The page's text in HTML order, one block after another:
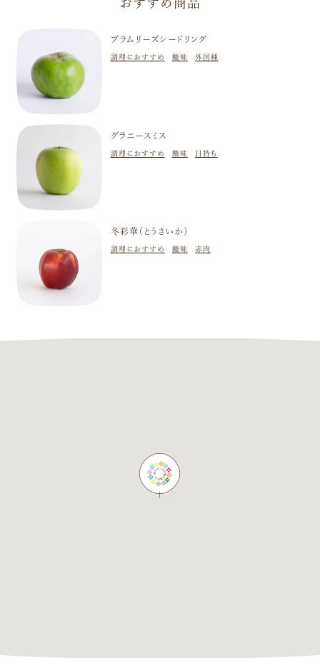
おすすめ商品
ブラムリーズシードリング
調理におすすめ 酸味 外国種
グラニースミス
調理におすすめ 酸味 日持ち
冬彩華（とうさいか）
調理におすすめ 酸味 赤肉